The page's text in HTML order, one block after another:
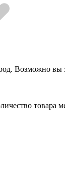
Возможно вы
товара